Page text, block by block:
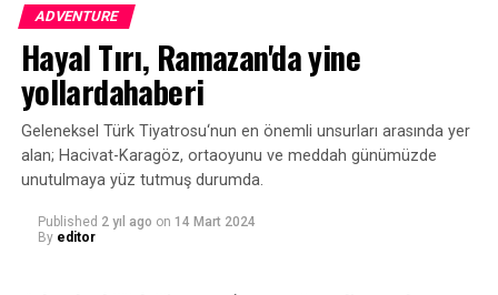
UP NEXT
digitalSSM İle Sakıp Sabancı Müzesi Koleksiyon ve
Arşivlerine Açık Erişimhaberi
DON'T MISS
Türkiye’nin yeni platformu TOD’un birbirinden çarpıcı
içerikleri, Aralık ayında sizleri bekliyorhaberi
ADVENTURE
Hayal Tırı, Ramazan'da yine
yollardahaberi
Geleneksel Türk Tiyatrosu‘nun en önemli unsurları arasında yer
alan; Hacivat-Karagöz, ortaoyunu ve meddah günümüzde
unutulmaya yüz tutmuş durumda.
Published 2 yıl ago on 14 Mart 2024
By editor